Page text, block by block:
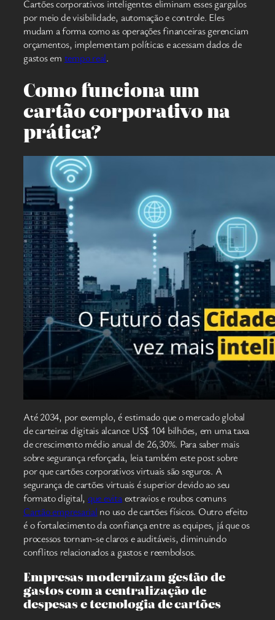
Cartões corporativos inteligentes eliminam esses gargalos
por meio de visibilidade, automação e controle. Eles
mudam a forma como as operações financeiras gerenciam
orçamentos, implementam políticas e acessam dados de
gastos em tempo real.
Como funciona um
cartão corporativo na
prática?
Até 2034, por exemplo, é estimado que o mercado global
de carteiras digitais alcance US$ 104 bilhões, em uma taxa
de crescimento médio anual de 26,30%. Para saber mais
sobre segurança reforçada, leia também este post sobre
por que cartões corporativos virtuais são seguros. A
segurança de cartões virtuais é superior devido ao seu
formato digital, que evitaextravios e roubos comuns
Cartão empresarial no uso de cartões físicos. Outro efeito
é o fortalecimento da confiança entre as equipes, já que os
processos tornam-se claros e auditáveis, diminuindo
conflitos relacionados a gastos e reembolsos.
Empresas modernizam gestão de
gastos com a centralização de
despesas e tecnologia de cartões